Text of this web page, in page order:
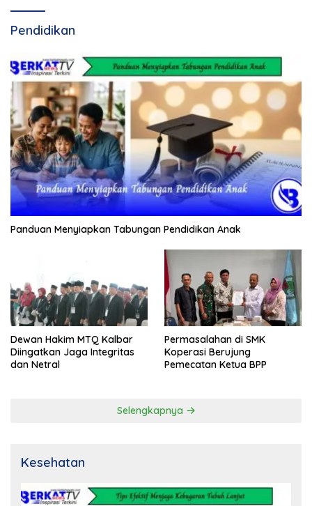
Pendidikan
Panduan Menyiapkan Tabungan Pendidikan Anak
Dewan Hakim MTQ Kalbar
Diingatkan Jaga Integritas
dan Netral
Permasalahan di SMK
Koperasi Berujung
Pemecatan Ketua BPP
Selengkapnya
Kesehatan